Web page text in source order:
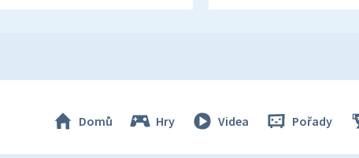
Domů Hry Videa Pořady